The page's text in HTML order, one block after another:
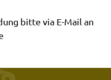
bitte via E-Mail an